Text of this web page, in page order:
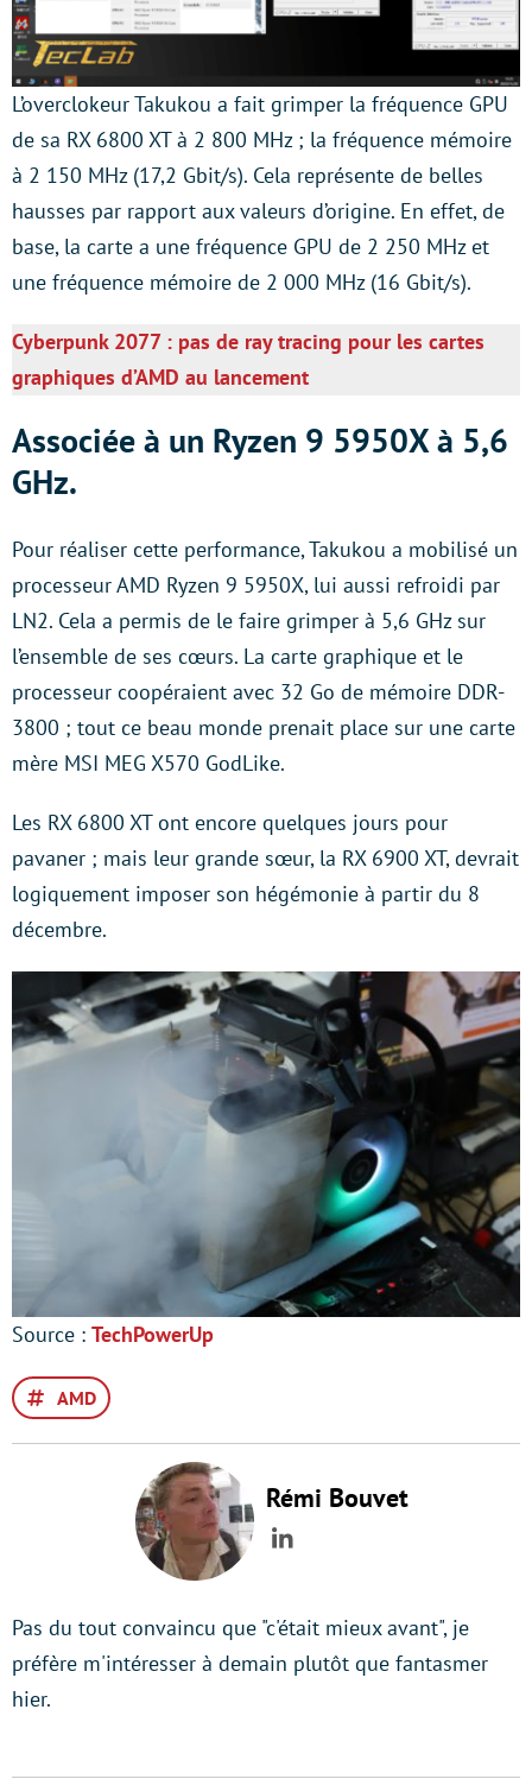
L’overclokeur Takukou a fait grimper la fréquence GPU
de sa RX 6800 XT à 2 800 MHz ; la fréquence mémoire
à 2 150 MHz (17,2 Gbit/s). Cela représente de belles
hausses par rapport aux valeurs d’origine. En effet, de
base, la carte a une fréquence GPU de 2 250 MHz et
une fréquence mémoire de 2 000 MHz (16 Gbit/s).
Cyberpunk 2077 : pas de ray tracing pour les cartes
graphiques d’AMD au lancement
Associée à un Ryzen 9 5950X à 5,6
GHz.
Pour réaliser cette performance, Takukou a mobilisé un
processeur AMD Ryzen 9 5950X, lui aussi refroidi par
LN2. Cela a permis de le faire grimper à 5,6 GHz sur
l’ensemble de ses cœurs. La carte graphique et le
processeur coopéraient avec 32 Go de mémoire DDR-
3800 ; tout ce beau monde prenait place sur une carte
mère MSI MEG X570 GodLike.
Les RX 6800 XT ont encore quelques jours pour
pavaner ; mais leur grande sœur, la RX 6900 XT, devrait
logiquement imposer son hégémonie à partir du 8
décembre.
Source : TechPowerUp
AMD
Rémi Bouvet
LinkedIn
Pas du tout convaincu que "c'était mieux avant", je
préfère m'intéresser à demain plutôt que fantasmer
hier.